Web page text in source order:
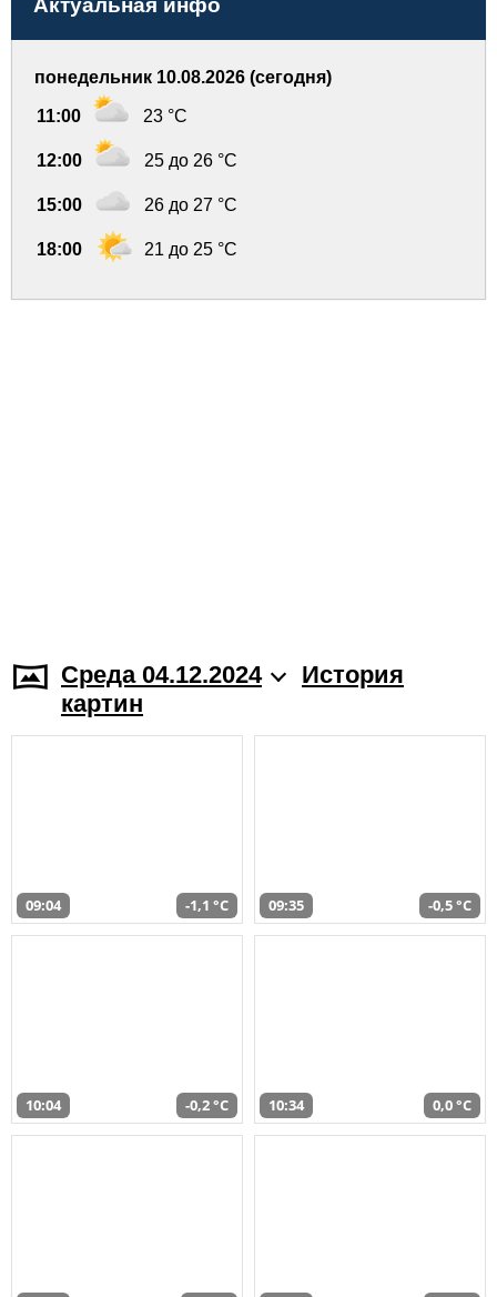
Актуальная инфо
понедельник 10.08.2026 (сегодня)
11:00 23 °C
12:00 25 до 26 °C
15:00 26 до 27 °C
18:00 21 до 25 °C
Среда 04.12.2024
История
картин
09:04 -1,1 °C 09:35 -0,5 °C
10:04 -0,2 °C 10:34 0,0 °C